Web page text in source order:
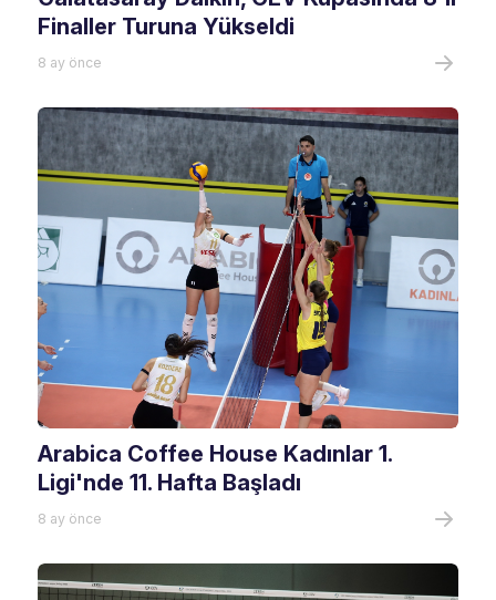
Finaller Turuna Yükseldi
8 ay önce
Arabica Coffee House Kadınlar 1.
Ligi'nde 11. Hafta Başladı
8 ay önce